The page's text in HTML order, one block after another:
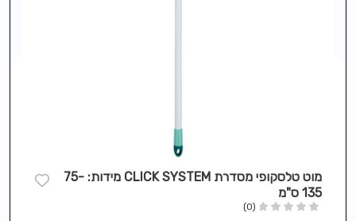
מוט טלסקופי מסדרת CLICK SYSTEM מידות: 75-
135 ס"מ
(0)